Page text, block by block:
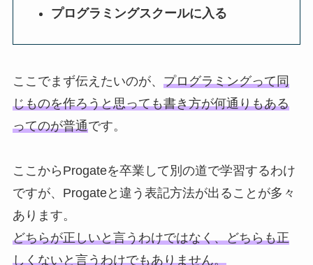
プログラミングスクールに入る
ここでまず伝えたいのが、 プログラミングって同
じものを作ろうと思っても書き方が何通りもある
ってのが普通です。
ここからProgateを卒業して別の道で学習するわけ
ですが、Progateと違う表記方法が出ることが多々
あります。
どちらが正しいと言うわけではなく、どちらも正
しくないと言うわけでもありません。